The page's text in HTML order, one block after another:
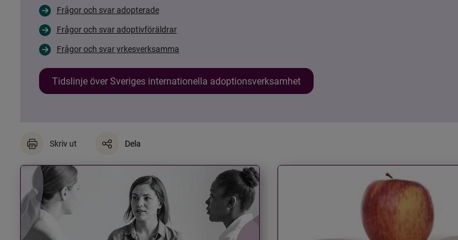
Frågor och svar adopterade
Frågor och svar adoptivföräldrar
Frågor och svar yrkesverksamma
Tidslinje över Sveriges internationella adoptionsverksamhet
Skriv ut Dela